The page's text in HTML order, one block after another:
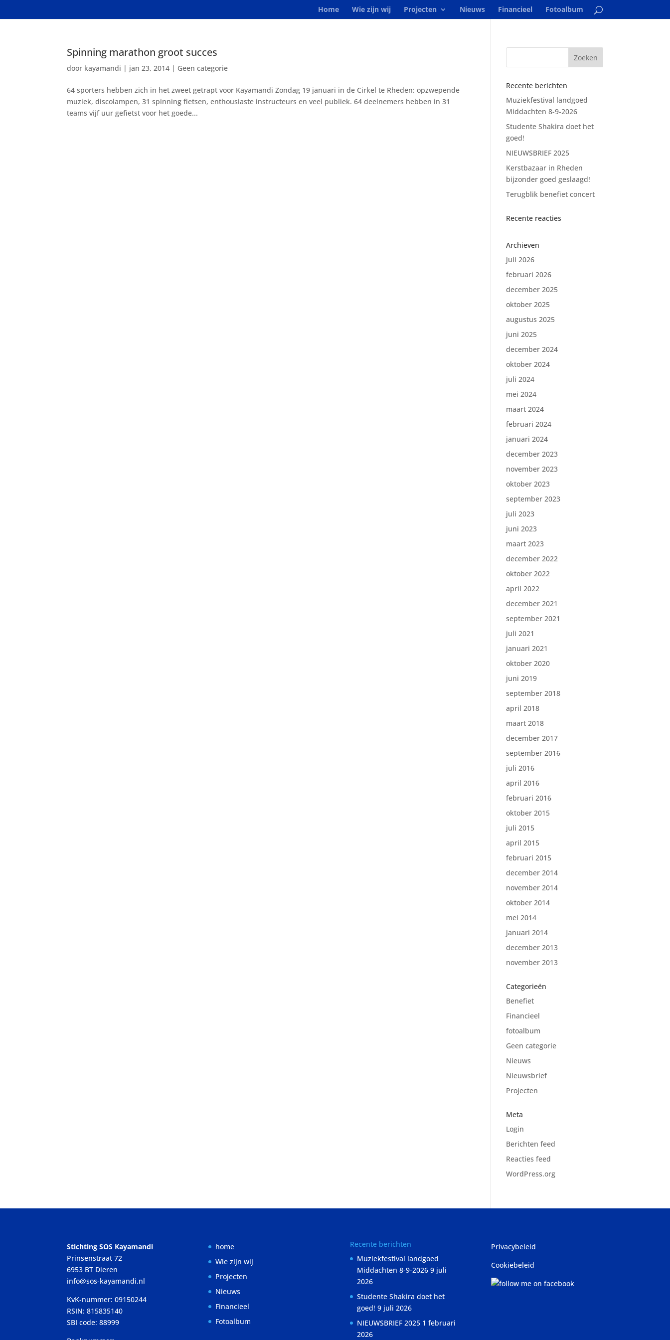
Home Wie zijn wij Projecten Nieuws Financieel Fotoalbum
Spinning marathon groot succes
door kayamandi | jan 23, 2014 | Geen categorie
64 sporters hebben zich in het zweet getrapt voor Kayamandi Zondag 19 januari in de Cirkel te Rheden: opzwepende
muziek, discolampen, 31 spinning fietsen, enthousiaste instructeurs en veel publiek. 64 deelnemers hebben in 31
teams vijf uur gefietst voor het goede...
Recente berichten
Muziekfestival landgoed
Middachten 8-9-2026
Studente Shakira doet het
goed!
NIEUWSBRIEF 2025
Kerstbazaar in Rheden
bijzonder goed geslaagd!
Terugblik benefiet concert
Recente reacties
Archieven
juli 2026
februari 2026
december 2025
oktober 2025
augustus 2025
juni 2025
december 2024
oktober 2024
juli 2024
mei 2024
maart 2024
februari 2024
januari 2024
december 2023
november 2023
oktober 2023
september 2023
juli 2023
juni 2023
maart 2023
december 2022
oktober 2022
april 2022
december 2021
september 2021
juli 2021
januari 2021
oktober 2020
juni 2019
september 2018
april 2018
maart 2018
december 2017
september 2016
juli 2016
april 2016
februari 2016
oktober 2015
juli 2015
april 2015
februari 2015
december 2014
november 2014
oktober 2014
mei 2014
januari 2014
december 2013
november 2013
Categorieën
Benefiet
Financieel
fotoalbum
Geen categorie
Nieuws
Nieuwsbrief
Projecten
Meta
Login
Berichten feed
Reacties feed
WordPress.org
Stichting SOS Kayamandi
Prinsenstraat 72
6953 BT Dieren
info@sos-kayamandi.nl
KvK-nummer: 09150244
RSIN: 815835140
SBI code: 88999
home
Wie zijn wij
Projecten
Nieuws
Financieel
Fotoalbum
Recente berichten
Muziekfestival landgoed
Middachten 8-9-2026 9 juli
2026
Studente Shakira doet het
goed! 9 juli 2026
NIEUWSBRIEF 2025 1 februari
2026
Privacybeleid
Cookiebeleid